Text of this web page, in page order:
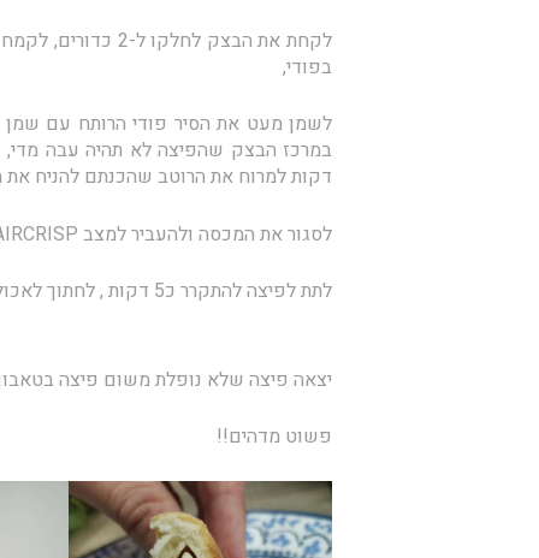
לקחת את הבצק
בפודי,
לשמן מעט את הסיר פודי הרותח עם שמן
דקות למרוח את הרוטב שהכנתם להניח את
לסגור את המכסה ולהעביר למצב AIRCRISP (טיגון באוויר חם) למשך 6-7 דקות 200 מעלות.
לתת לפיצה להתקרר כ5 דקות , לחתוך לאכול ולהנות.
יצאה פיצה שלא נופלת משום פיצה
פשוט מדהים!!